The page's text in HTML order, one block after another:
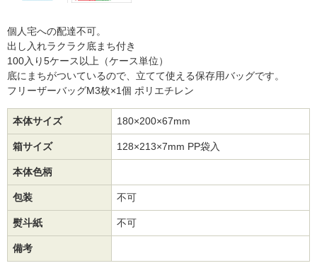
個人宅への配達不可。
出し入れラクラク底まち付き
100入り5ケース以上（ケース単位）
底にまちがついているので、立てて使える保存用バッグです。
フリーザーバッグM3枚×1個 ポリエチレン
本体サイズ 180×200×67mm
箱サイズ 128×213×7mm PP袋入
本体色柄
包装 不可
熨斗紙 不可
備考